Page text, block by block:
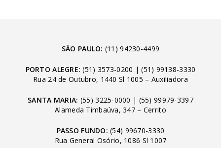
SÃO PAULO: (11) 94230-4499
PORTO ALEGRE: (51) 3573-0200 |(51) 99138-3330
Rua 24 de Outubro, 1440 Sl 1005 – Auxiliadora
SANTA MARIA: (55) 3225-0000 | (55) 99979-3397
Alameda Timbaúva, 347 – Cerrito
PASSO FUNDO: (54) 99670-3330
Rua General Osório, 1086 Sl 1007